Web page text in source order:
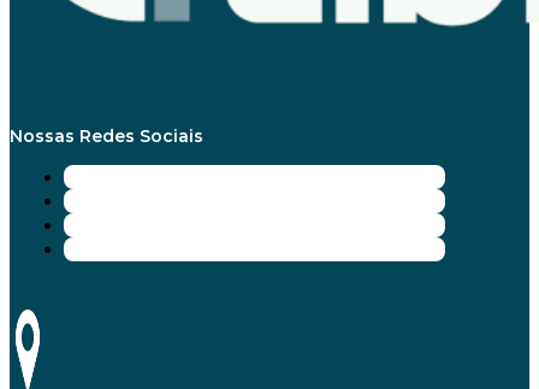
Nossas Redes Sociais